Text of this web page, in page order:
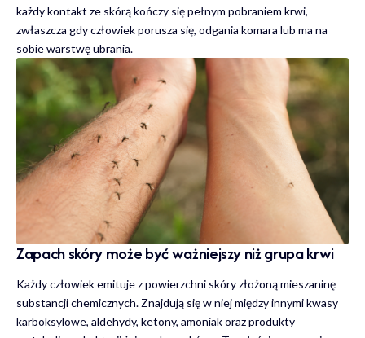
każdy kontakt ze skórą kończy się pełnym pobraniem krwi,
zwłaszcza gdy człowiek porusza się, odgania komara lub ma na
sobie warstwę ubrania.
Zapach skóry może być ważniejszy niż grupa krwi
Każdy człowiek emituje z powierzchni skóry złożoną mieszaninę
substancji chemicznych. Znajdują się w niej między innymi kwasy
karboksylowe, aldehydy, ketony, amoniak oraz produkty